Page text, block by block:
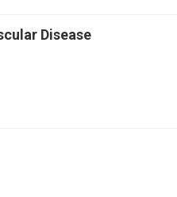
Disease